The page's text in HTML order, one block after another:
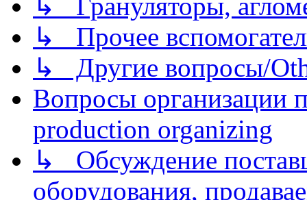
↳ Грануляторы,
↳ Прочее
↳ Другие вопросы/
Вопросы организации
production organizing
↳ Обсуждение
оборудования,